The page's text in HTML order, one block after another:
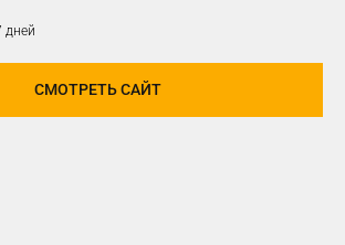
дней
СМОТРЕТЬ САЙТ